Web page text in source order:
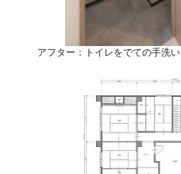
アフター：トイレをでての手洗い